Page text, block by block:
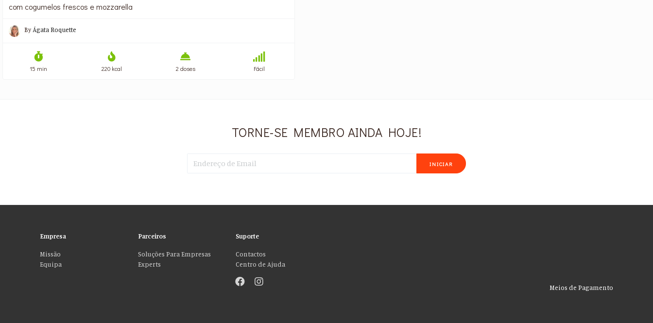
com cogumelos frescos e mozzarella
ByÁgata Roquette
15 min 220 kcal 2 doses Fácil
TORNE-SE MEMBRO AINDA HOJE!
INICIAR
Empresa
Missão
Equipa
Parceiros
Soluções Para Empresas
Experts
Suporte
Contactos
Centro de Ajuda
Meios de Pagamento